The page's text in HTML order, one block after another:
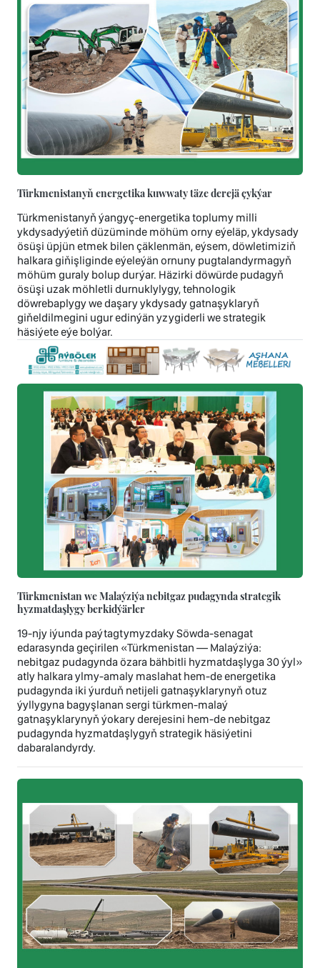
Türkmenistanyň energetika kuwwaty täze derejä çykýar
Türkmenistanyň ýangyç-energetika toplumy milli
ykdysadyýetiň düzüminde möhüm orny eýeläp, ykdysady
ösüşi üpjün etmek bilen çäklenmän, eýsem, döwletimiziň
halkara giňişliginde eýeleýän ornuny pugtalandyrmagyň
möhüm guraly bolup durýar. Häzirki döwürde pudagyň
ösüşi uzak möhletli durnuklylygy, tehnologik
döwrebaplygy we daşary ykdysady gatnaşyklaryň
giňeldilmegini ugur edinýän yzygiderli we strategik
häsiýete eýe bolýar.
Türkmenistan we Malaýziýa nebitgaz pudagynda strategik
hyzmatdaşlygy berkidýärler
19-njy iýunda paýtagtymyzdaky Söwda-senagat
edarasynda geçirilen «Türkmenistan — Malaýziýa:
nebitgaz pudagynda özara bähbitli hyzmatdaşlyga 30 ýyl»
atly halkara ylmy-amaly maslahat hem-de energetika
pudagynda iki ýurduň netijeli gatnaşyklarynyň otuz
ýyllygyna bagyşlanan sergi türkmen-malaý
gatnaşyklarynyň ýokary derejesini hem-de nebitgaz
pudagynda hyzmatdaşlygyň strategik häsiýetini
dabaralandyrdy.